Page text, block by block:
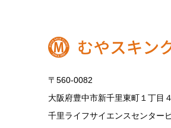
〒560-0082
大阪府豊中市新千里東町１丁目
千里ライフサイエンスセンター